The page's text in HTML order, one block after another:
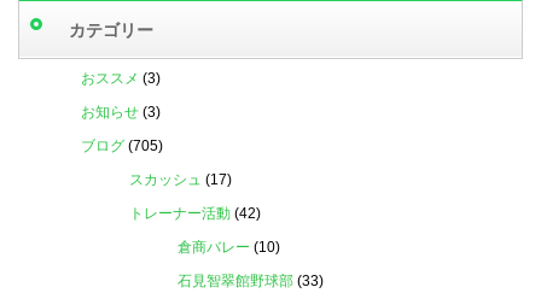
カテゴリー
おススメ (3)
お知らせ (3)
ブログ (705)
スカッシュ (17)
トレーナー活動 (42)
倉商バレー (10)
石見智翠館野球部 (33)